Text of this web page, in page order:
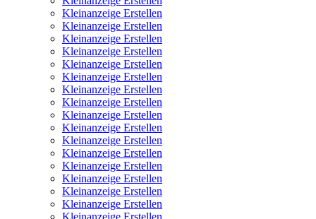
Kleinanzeige Erstellen
Kleinanzeige Erstellen
Kleinanzeige Erstellen
Kleinanzeige Erstellen
Kleinanzeige Erstellen
Kleinanzeige Erstellen
Kleinanzeige Erstellen
Kleinanzeige Erstellen
Kleinanzeige Erstellen
Kleinanzeige Erstellen
Kleinanzeige Erstellen
Kleinanzeige Erstellen
Kleinanzeige Erstellen
Kleinanzeige Erstellen
Kleinanzeige Erstellen
Kleinanzeige Erstellen
Kleinanzeige Erstellen